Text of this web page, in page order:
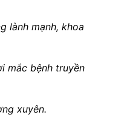
lành mạnh, khoa
mắc bệnh truyền
xuyên.